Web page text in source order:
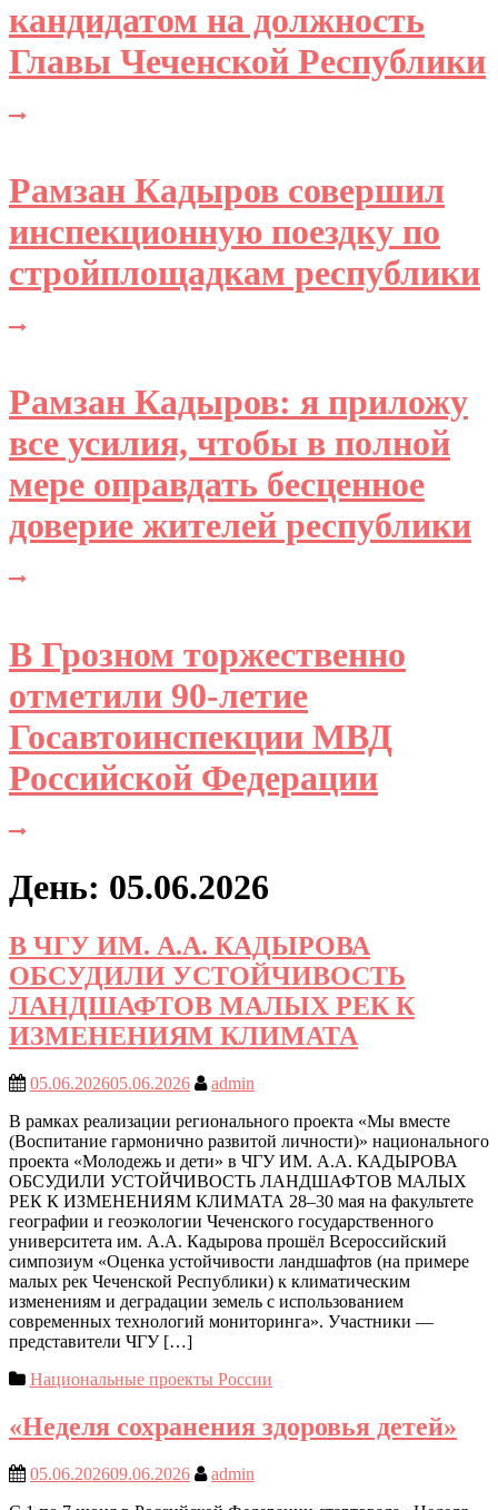
кандидатом на должность
Главы Чеченской Республики
Рамзан Кадыров совершил
инспекционную поездку по
стройплощадкам республики
Рамзан Кадыров: я приложу
все усилия, чтобы в полной
мере оправдать бесценное
доверие жителей республики
В Грозном торжественно
отметили 90-летие
Госавтоинспекции МВД
Российской Федерации
День: 05.06.2026
В ЧГУ ИМ. А.А. КАДЫРОВА
ОБСУДИЛИ УСТОЙЧИВОСТЬ
ЛАНДШАФТОВ МАЛЫХ РЕК К
ИЗМЕНЕНИЯМ КЛИМАТА
05.06.202605.06.2026
admin
В рамках реализации регионального проекта «Мы вместе
(Воспитание гармонично развитой личности)» национального
проекта «Молодежь и дети» в ЧГУ ИМ. А.А. КАДЫРОВА
ОБСУДИЛИ УСТОЙЧИВОСТЬ ЛАНДШАФТОВ МАЛЫХ
РЕК К ИЗМЕНЕНИЯМ КЛИМАТА 28–30 мая на факультете
географии и геоэкологии Чеченского государственного
университета им. А.А. Кадырова прошёл Всероссийский
симпозиум «Оценка устойчивости ландшафтов (на примере
малых рек Чеченской Республики) к климатическим
изменениям и деградации земель с использованием
современных технологий мониторинга». Участники —
представители ЧГУ […]
Национальные проекты России
«Неделя сохранения здоровья детей»
05.06.202609.06.2026
admin